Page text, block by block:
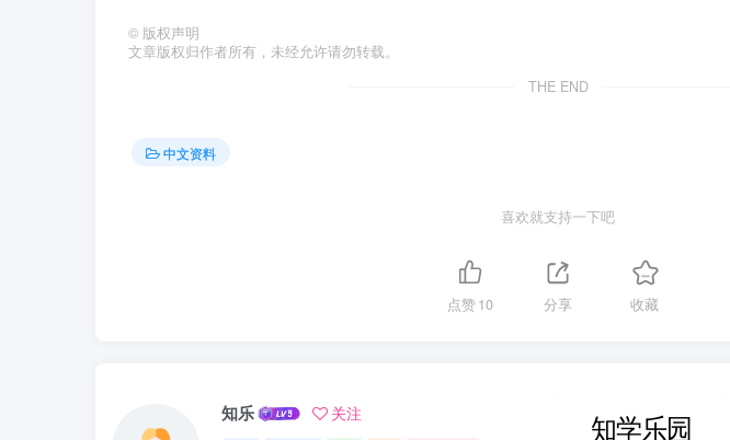
© 版权声明
文章版权归作者所有，未经允许请勿转载。
THE END
中文资料
喜欢就支持一下吧
点赞10 分享 收藏
知乐 关注